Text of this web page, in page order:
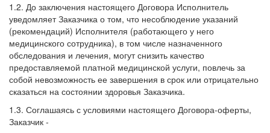
1.2. До заключения настоящего Договора Исполнитель
уведомляет Заказчика о том, что несоблюдение указаний
(рекомендаций) Исполнителя (работающего у него
медицинского сотрудника), в том числе назначенного
обследования и лечения, могут снизить качество
предоставляемой платной медицинской услуги, повлечь за
собой невозможность ее завершения в срок или отрицательно
сказаться на состоянии здоровья Заказчика.
1.3. Соглашаясь с условиями настоящего Договора-оферты,
Заказчик -